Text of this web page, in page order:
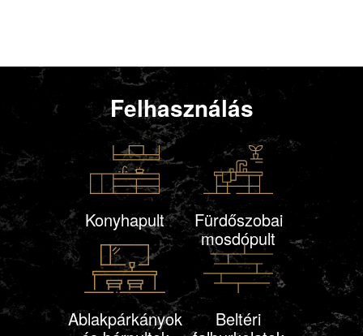
Felhasználás
Konyhapult Fürdőszobai
mosdópult
Ablakpárkányok Beltéri